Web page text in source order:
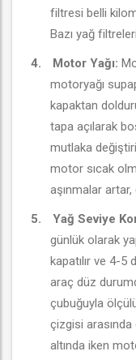
filtresi belli
Bazı yağ
4.
Motor Yağı:
motoryağı
kapaktan
tapa açılarak
mutlaka
motor sıcak
aşınmalar
5.
Yağ Seviye
günlük olarak
kapatılır ve 4-5
araç düz
çubuğuyla
çizgisi arasında
altında iken